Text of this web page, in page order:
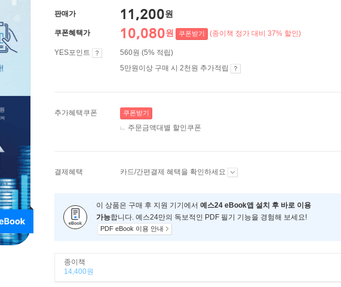
판매가 11,200원
쿠폰혜택가 10,080원 쿠폰받기 (종이책 정가 대비 37% 할인)
YES포인트
560원 (5% 적립)
5만원이상 구매 시 2천원 추가적립
추가혜택쿠폰 쿠폰받기
주문금액대별 할인쿠폰
결제혜택 카드/간편결제 혜택을 확인하세요
이 상품은 구매 후 지원 기기에서 예스24 eBook앱 설치 후 바로 이용
가능합니다. 예스24만의 독보적인 PDF 필기 기능을 경험해 보세요!
PDF eBook 이용 안내
종이책
14,400원